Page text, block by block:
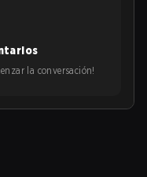
la conversación!